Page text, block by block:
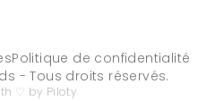
Politique de confidentialité
- Tous droits réservés.
♡ by Piloty